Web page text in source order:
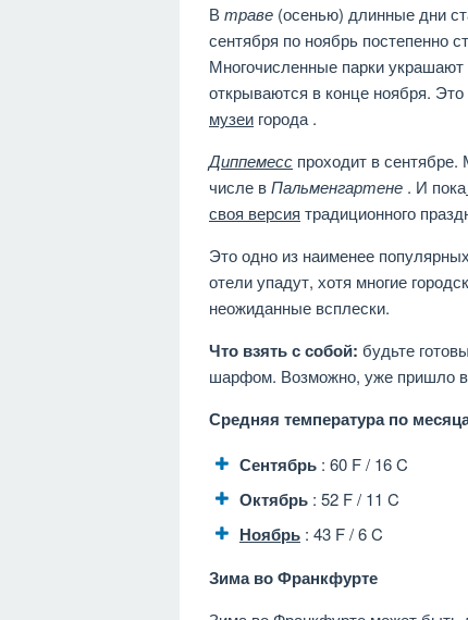
Втраве (осенью) длинные дни
сентября по ноябрь постепенно
Многочисленные парки украшают
открываются в конце ноября.
музеи города .
Диппемесс проходит в
числе вПальменгартене . И пока
своя версия традиционного
Это одно из наименее
отели упадут, хотя многие
неожиданные всплески.
Что взять с собой: будьте
шарфом. Возможно, уже пришло
Средняя температура по
Сентябрь : 60 F / 16 C
Октябрь : 52 F / 11 C
Ноябрь : 43 F / 6 C
Зима во Франкфурте